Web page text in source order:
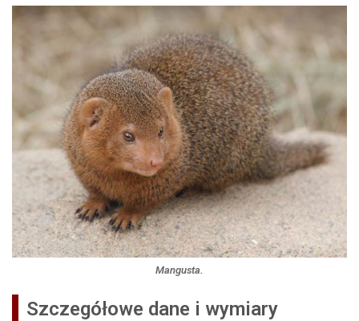
Mangusta.
Szczegółowe dane i wymiary